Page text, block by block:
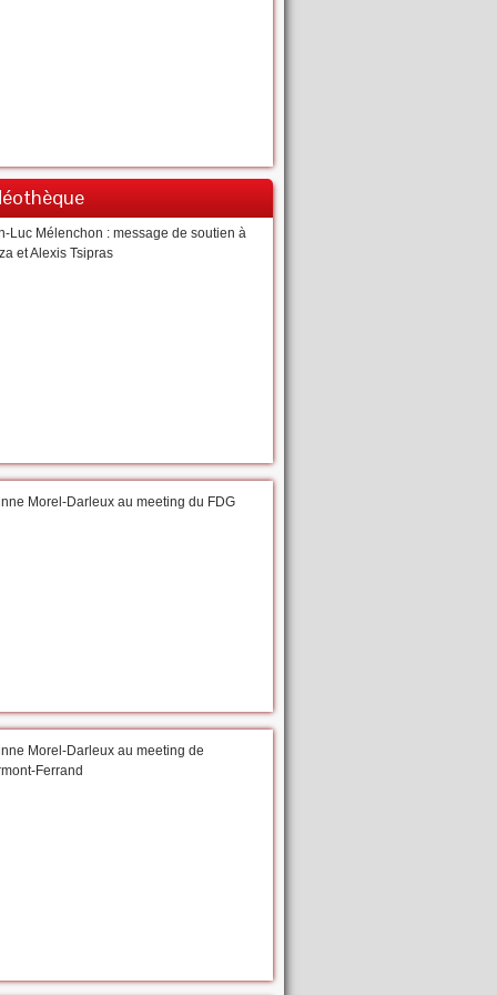
Luc Mélenchon : message de soutien à
et Alexis Tsipras
Morel-Darleux au meeting du FDG
Morel-Darleux au meeting de
Ferrand